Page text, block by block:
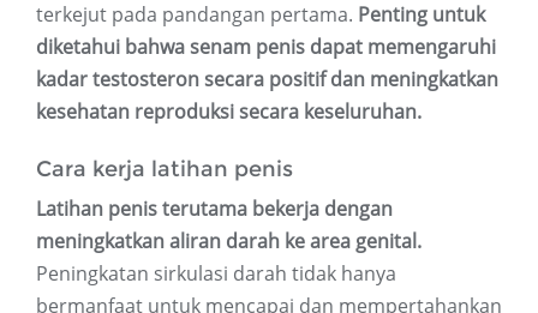
terkejut pada pandangan pertama. Penting untuk
diketahui bahwa senam penis dapat memengaruhi
kadar testosteron secara positif dan meningkatkan
kesehatan reproduksi secara keseluruhan.
Cara kerja latihan penis
Latihan penis terutama bekerja dengan
meningkatkan aliran darah ke area genital.
Peningkatan sirkulasi darah tidak hanya
bermanfaat untuk mencapai dan mempertahankan